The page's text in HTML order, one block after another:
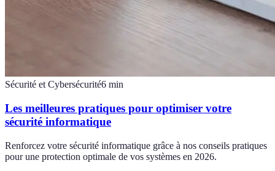
Sécurité et Cybersécurité6 min
Les meilleures pratiques pour optimiser votre
sécurité informatique
Renforcez votre sécurité informatique grâce à nos conseils pratiques
pour une protection optimale de vos systèmes en 2026.